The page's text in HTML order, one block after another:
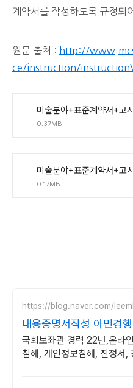
계약서를 작성하도록 규정되
원문 출처 : http://
ce/instruction/
0.37MB
0.17MB
https://blog.naver.com/
내용증명서작성 아민경
국회보좌관 경력 22년,온라
침해, 개인정보침해, 진정서,